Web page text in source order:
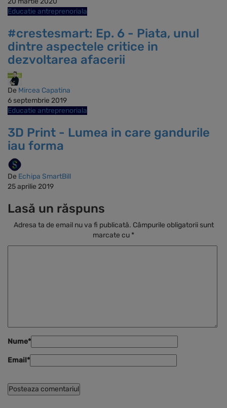
Educatie antreprenoriala
#crestesmart: Ep. 6 - Piata, unul
dintre aspectele critice in
dezvoltarea afacerii
De Mircea Capatina
6 septembrie 2019
Educatie antreprenoriala
3D Print - Lumea in care gandurile
iau forma
De Echipa SmartBill
25 aprilie 2019
Lasă un răspuns
Adresa ta de email nu va fi publicată. Câmpurile obligatorii sunt
marcate cu *
Nume*
Email*